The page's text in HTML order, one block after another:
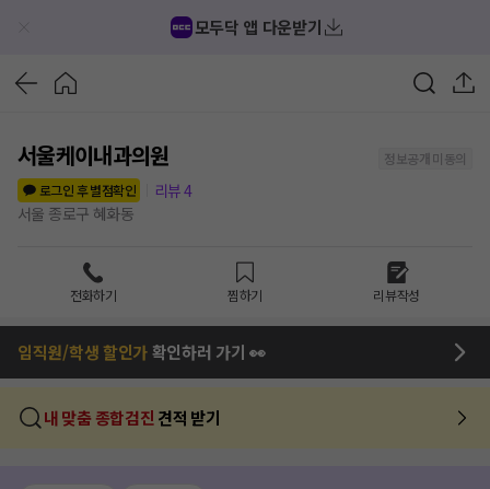
모두닥 앱 다운받기
서울케이내과의원
정보공개 미동의
로그인 후 별점확인
리뷰4
서울 종로구 혜화동
전화하기 찜하기 리뷰작성
임직원/학생 할인가확인하러 가기 👀
내 맞춤 종합검진 견적 받기